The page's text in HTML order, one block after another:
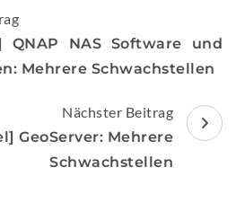
QNAP NAS Software und
Mehrere Schwachstellen
Nächster Beitrag
GeoServer: Mehrere
Schwachstellen